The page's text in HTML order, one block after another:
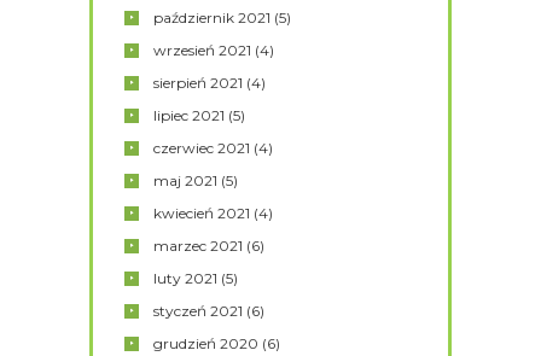
październik2021 (5)
wrzesień2021 (4)
sierpień2021 (4)
lipiec2021 (5)
czerwiec2021 (4)
maj2021 (5)
kwiecień2021 (4)
marzec2021 (6)
luty2021 (5)
styczeń2021 (6)
grudzień2020 (6)